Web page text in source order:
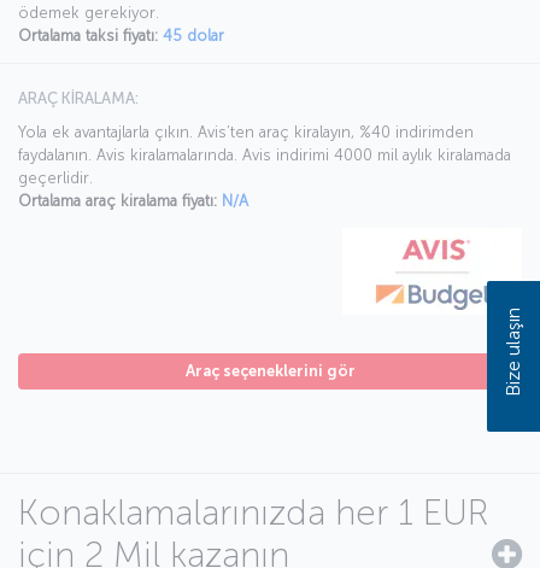
ödemek gerekiyor.
Ortalama taksi fiyatı: 45 dolar
ARAÇ KİRALAMA:
Yola ek avantajlarla çıkın. Avis’ten araç kiralayın, %40 indirimden
faydalanın. Avis kiralamalarında. Avis indirimi 4000 mil aylık kiralamada
geçerlidir.
Ortalama araç kiralama fiyatı: N/A
Araç seçeneklerini gör
Konaklamalarınızda her 1 EUR
için 2 Mil kazanın
Bize ulaşın